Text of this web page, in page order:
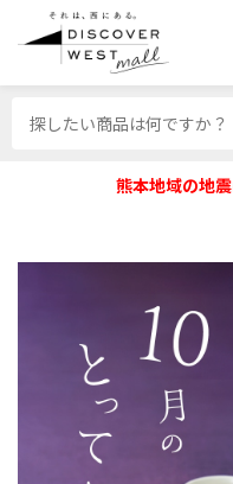
熊本地域の地